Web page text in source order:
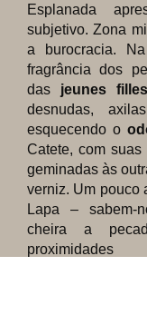
Esplanada
subjetivo. Zona
a burocracia.
fragrância dos
das jeunes filles
desnudas,
esquecendo o
Catete, com
geminadas às
verniz. Um pouco
Lapa – sabem-
cheira a